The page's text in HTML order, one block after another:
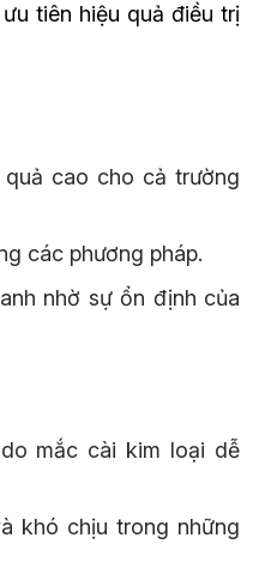
tiên hiệu quả điều trị
cao cho cả trường
các phương pháp.
nhờ sự ổn định của
mắc cài kim loại dễ
khó chịu trong những